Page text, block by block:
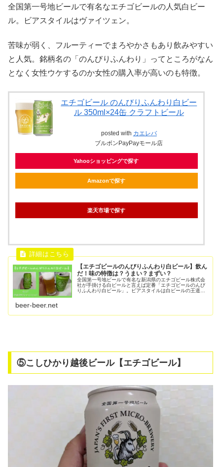
全国第一号地ビールで有名なエチゴビールの人気白ビー
ル。ビアスタイルはヴァイツェン。
苦味が弱く、フルーティーでまろやかさもあり飲みやすい
と人気。銘柄名の「のんびりふんわり」ってところがなん
となく女性ウケするのか女性の購入率が高いのも特徴。
エチゴビール のんびりふんわり白ビー
ル 350ml×24缶 クラフトビール
posted with カエレバ
ブルボンPayPayモール店
Yahooショッピングで探す
Amazonで探す
楽天市場で探す
【エチゴビールのんびりふんわり白ビール】飲ん
だ！味の特徴は？うまい？まずい？
全国第一号地ビールで有名な新潟県のエチゴビール株式会
社が手掛ける白ビールと言えば定番「エチゴビールのんび
りふんわり白ビール」。ビアスタイルは白ビールの王道ヴ
beer-beer.net
⑤こしひかり越後ビール【エチゴビール】